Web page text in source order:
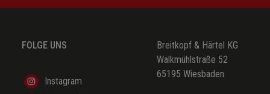
FOLGE UNS
Instagram
Breitkopf & Härtel KG
Walkmühlstraße 52
65195 Wiesbaden